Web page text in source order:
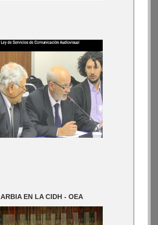
ARBIA EN LA CIDH - OEA